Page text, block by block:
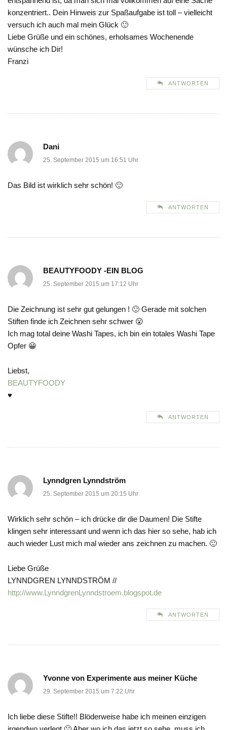
konzentriert.. Dein Hinweis zur Spaßaufgabe ist toll – vielleicht
versuch ich auch mal mein Glück 🙂
Liebe Grüße und ein schönes, erholsames Wochenende
wünsche ich Dir!
Franzi
ANTWORTEN
Dani
25. September 2015 um 16:51 Uhr
Das Bild ist wirklich sehr schön! 🙂
ANTWORTEN
BEAUTYFOODY -EIN BLOG
25. September 2015 um 17:12 Uhr
Die Zeichnung ist sehr gut gelungen ! 🙂 Gerade mit solchen
Stiften finde ich Zeichnen sehr schwer 😮
Ich mag total deine Washi Tapes, ich bin ein totales Washi Tape
Opfer 😀
Liebst,
BEAUTYFOODY
♥
ANTWORTEN
Lynndgren Lynndström
25. September 2015 um 20:15 Uhr
Wirklich sehr schön – ich drücke dir die Daumen! Die Stifte
klingen sehr interessant und wenn ich das hier so sehe, hab ich
auch wieder Lust mich mal wieder ans zeichnen zu machen. 🙂
Liebe Grüße
LYNNDGREN LYNNDSTRÖM //
http://www.LynndgrenLynndstroem.blogspot.de
ANTWORTEN
Yvonne von Experimente aus meiner Küche
29. September 2015 um 7:22 Uhr
Ich liebe diese Stifte!! Blöderweise habe ich meinen einzigen